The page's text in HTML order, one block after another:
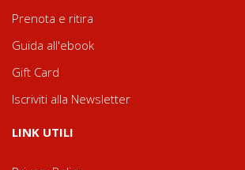
Prenota e ritira
Guida all'ebook
Gift Card
Iscriviti alla Newsletter
LINK UTILI